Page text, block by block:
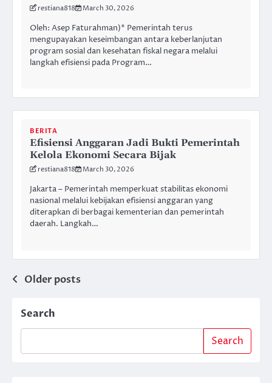
restiana818 March 30, 2026
Oleh: Asep Faturahman)* Pemerintah terus
mengupayakan keseimbangan antara keberlanjutan
program sosial dan kesehatan fiskal negara melalui
langkah efisiensi pada Program…
BERITA
Efisiensi Anggaran Jadi Bukti Pemerintah
Kelola Ekonomi Secara Bijak
restiana818 March 30, 2026
Jakarta – Pemerintah memperkuat stabilitas ekonomi
nasional melalui kebijakan efisiensi anggaran yang
diterapkan di berbagai kementerian dan pemerintah
daerah. Langkah…
Posts
Older posts
Search
Search